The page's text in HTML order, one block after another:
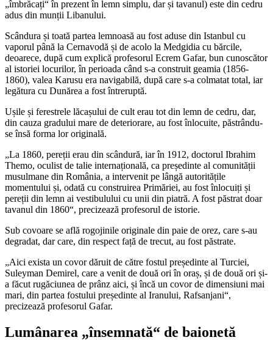
„îmbrăcați“ în prezent în lemn simplu, dar și tavanul) este din cedru
adus din munții Libanului.
Scândura și toată partea lemnoasă au fost aduse din Istanbul cu
vaporul până la Cernavodă și de acolo la Medgidia cu bărcile,
deoarece, după cum explică profesorul Ecrem Gafar, bun cunoscător
al istoriei locurilor, în perioada când s-a construit geamia (1856-
1860), valea Karusu era navigabilă, după care s-a colmatat total, iar
legătura cu Dunărea a fost întreruptă.
Ușile și ferestrele lăcașului de cult erau tot din lemn de cedru, dar,
din cauza gradului mare de deteriorare, au fost înlocuite, păstrându-
se însă forma lor originală.
„La 1860, pereții erau din scândură, iar în 1912, doctorul Ibrahim
Themo, oculist de talie internațională, ca președinte al comunității
musulmane din România, a intervenit pe lângă autoritățile
momentului și, odată cu construirea Primăriei, au fost înlocuiți și
pereții din lemn ai vestibulului cu unii din piatră. A fost păstrat doar
tavanul din 1860“, precizează profesorul de istorie.
Sub covoare se află rogojinile originale din paie de orez, care s-au
degradat, dar care, din respect față de trecut, au fost păstrate.
„Aici exista un covor dăruit de către fostul președinte al Turciei,
Suleyman Demirel, care a venit de două ori în oraș, și de două ori și-
a făcut rugăciunea de prânz aici, și încă un covor de dimensiuni mai
mari, din partea fostului președinte al Iranului, Rafsanjani“,
precizează profesorul Gafar.
Lumânarea „însemnată“ de baionetă